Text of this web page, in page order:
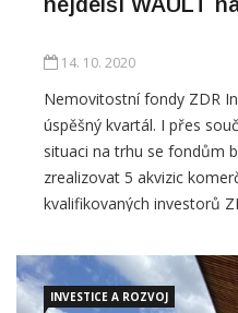
14. 10. 2020
Nemovitostní fondy ZDR
situaci na trhu se fondům
zrealizovat 5 akvizic
kvalifikovaných investorů
dokázal prodloužit WAULT
průměrná zůstatková